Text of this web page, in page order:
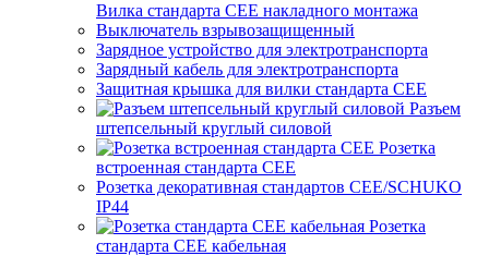
Вилка стандарта CEE накладного монтажа
Выключатель взрывозащищенный
Зарядное устройство для электротранспорта
Зарядный кабель для электротранспорта
Защитная крышка для вилки стандарта CEE
Разъем
штепсельный круглый силовой
Розетка
встроенная стандарта CEE
Розетка декоративная стандартов CEE/SCHUKO
IP44
Розетка
стандарта СЕЕ кабельная